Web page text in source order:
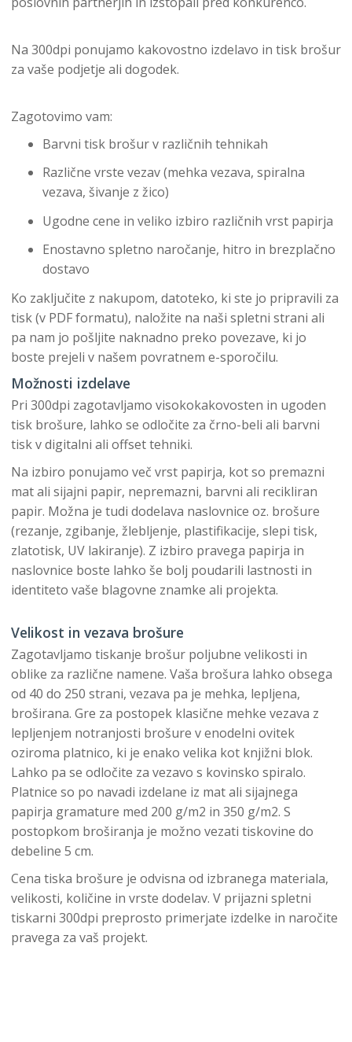
Na 300dpi ponujamo kakovostno izdelavo in tisk brošur
za vaše podjetje ali dogodek.
Zagotovimo vam:
Barvni tisk brošur v različnih tehnikah
Različne vrste vezav (mehka vezava, spiralna
vezava, šivanje z žico)
Ugodne cene in veliko izbiro različnih vrst papirja
Enostavno spletno naročanje, hitro in brezplačno
dostavo
Ko zaključite z nakupom, datoteko, ki ste jo pripravili za
tisk (v PDF formatu), naložite na naši spletni strani ali
pa nam jo pošljite naknadno preko povezave, ki jo
boste prejeli v našem povratnem e-sporočilu.
Možnosti izdelave
Pri 300dpi zagotavljamo visokokakovosten in ugoden
tisk brošure, lahko se odločite za črno-beli ali barvni
tisk v digitalni ali offset tehniki.
Na izbiro ponujamo več vrst papirja, kot so premazni
mat ali sijajni papir, nepremazni, barvni ali recikliran
papir. Možna je tudi dodelava naslovnice oz. brošure
(rezanje, zgibanje, žlebljenje, plastifikacije, slepi tisk,
zlatotisk, UV lakiranje). Z izbiro pravega papirja in
naslovnice boste lahko še bolj poudarili lastnosti in
identiteto vaše blagovne znamke ali projekta.
Velikost in vezava brošure
Zagotavljamo tiskanje brošur poljubne velikosti in
oblike za različne namene. Vaša brošura lahko obsega
od 40 do 250 strani, vezava pa je mehka, lepljena,
broširana. Gre za postopek klasične mehke vezava z
lepljenjem notranjosti brošure v enodelni ovitek
oziroma platnico, ki je enako velika kot knjižni blok.
Lahko pa se odločite za vezavo s kovinsko spiralo.
Platnice so po navadi izdelane iz mat ali sijajnega
papirja gramature med 200 g/m2 in 350 g/m2. S
postopkom broširanja je možno vezati tiskovine do
debeline 5 cm.
Cena tiska brošure je odvisna od izbranega materiala,
velikosti, količine in vrste dodelav. V prijazni spletni
tiskarni 300dpi preprosto primerjate izdelke in naročite
pravega za vaš projekt.